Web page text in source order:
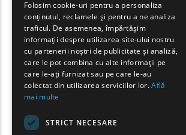
FRENCH
BULGARIAN
GERMAN
ROMANIAN
Folosim cookie-uri pentru a personaliza
conținutul, reclamele și pentru a ne analiza
traficul. De asemenea, împărtășim
informații despre utilizarea site-ului nostru
cu partenerii noștri de publicitate și analiză,
care le pot combina cu alte informații pe
care le-ați furnizat sau pe care le-au
colectat din utilizarea serviciilor lor.Află
mai multe
STRICT NECESARE